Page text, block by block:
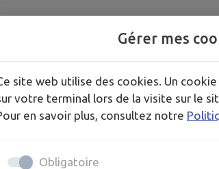
Gérer mes
site web utilise des cookies. Un
votre terminal lors de la visite sur le
en savoir plus, consultez notre
Obligatoire